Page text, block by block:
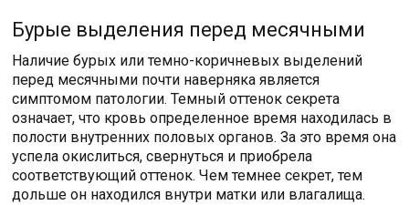
Бурые выделения перед месячными
Наличие бурых или темно-коричневых выделений
перед месячными почти наверняка является
симптомом патологии. Темный оттенок секрета
означает, что кровь определенное время находилась в
полости внутренних половых органов. За это время она
успела окислиться, свернуться и приобрела
соответствующий оттенок. Чем темнее секрет, тем
дольше он находился внутри матки или влагалища.